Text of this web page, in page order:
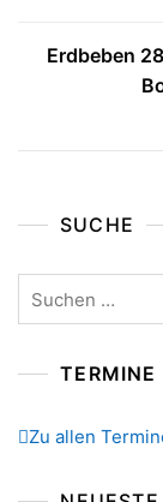
Erdbeben
SUCHE
TERMINE
Zu allen